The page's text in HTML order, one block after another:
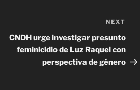
Post
NEXT
CNDH urge investigar presunto
feminicidio de Luz Raquel con
perspectiva de género